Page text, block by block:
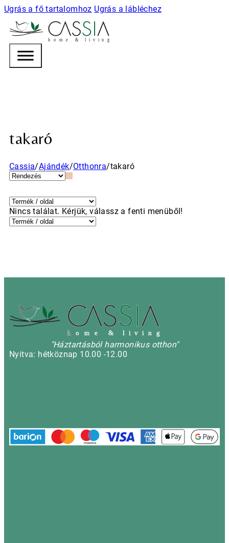
Ugrás a fő tartalomhoz Ugrás a lábléchez
h o m e & l i v i n g
takaró
Cassia/Ajándék/Otthonra/takaró
Nincs találat. Kérjük, válassz a fenti menüből!
h o m e & l i v i n g
"Háztartásból harmonikus otthon"
Nyitva: hétköznap 10.00 -12.00